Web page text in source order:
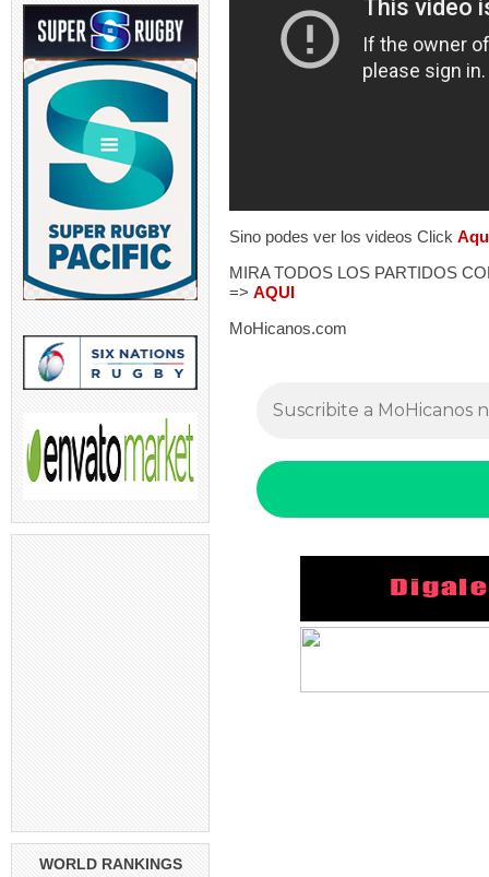
WORLD RANKINGS
Sino podes ver los videos Click
MIRA TODOS LOS PARTIDOS
=> AQUI
MoHicanos.com